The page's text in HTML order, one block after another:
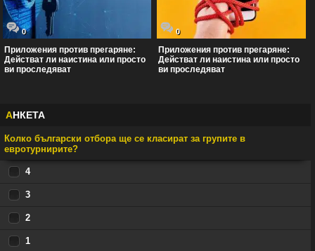
0
Приложения против прегаряне:
Действат ли наистина или просто
ви проследяват
0
Приложения против прегаряне:
Действат ли наистина или просто
ви проследяват
АНКЕТА
Колко български отбора ще се класират за групите в
евротурнирите?
4
3
2
1